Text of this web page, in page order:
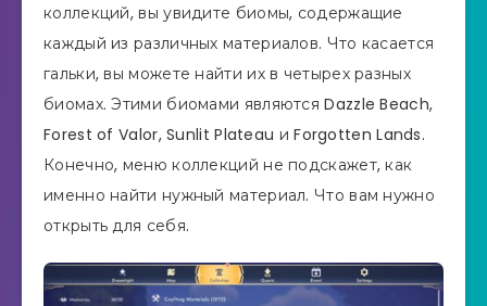
коллекций, вы увидите биомы, содержащие
каждый из различных материалов. Что касается
гальки, вы можете найти их в четырех разных
биомах. Этими биомами являются Dazzle Beach,
Forest of Valor, Sunlit Plateau и Forgotten Lands.
Конечно, меню коллекций не подскажет, как
именно найти нужный материал. Что вам нужно
открыть для себя.